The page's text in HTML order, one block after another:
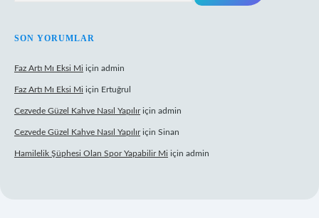
SON YORUMLAR
Faz Artı Mı Eksi Mi için admin
Faz Artı Mı Eksi Mi için Ertuğrul
Cezvede Güzel Kahve Nasıl Yapılıriçin admin
Cezvede Güzel Kahve Nasıl Yapılıriçin Sinan
Hamilelik Şüphesi Olan Spor Yapabilir Mi için admin